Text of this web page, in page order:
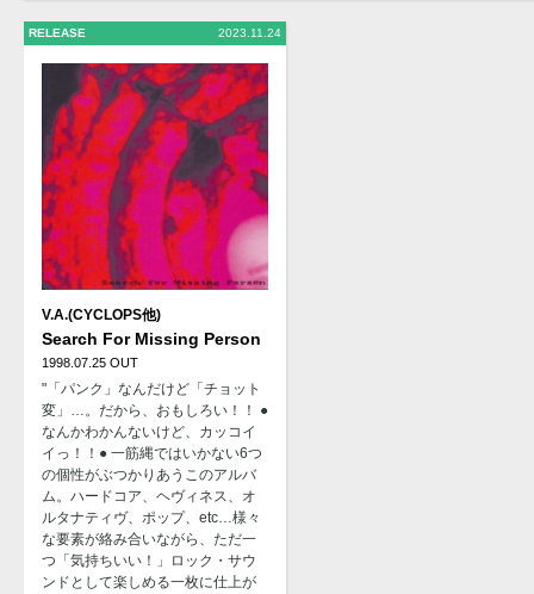
RELEASE 2023.11.24
V.A.(CYCLOPS他)
Search For Missing Person
1998.07.25 OUT
"「パンク」なんだけど「チョット
変」…。だから、おもしろい！！ ●
なんかわかんないけど、カッコイ
イっ！！● 一筋縄ではいかない6つ
の個性がぶつかりあうこのアルバ
ム。ハードコア、ヘヴィネス、オ
ルタナティヴ、ポップ、etc…様々
な要素が絡み合いながら、ただ一
つ「気持ちいい！」ロック・サウ
ンドとして楽しめる一枚に仕上が